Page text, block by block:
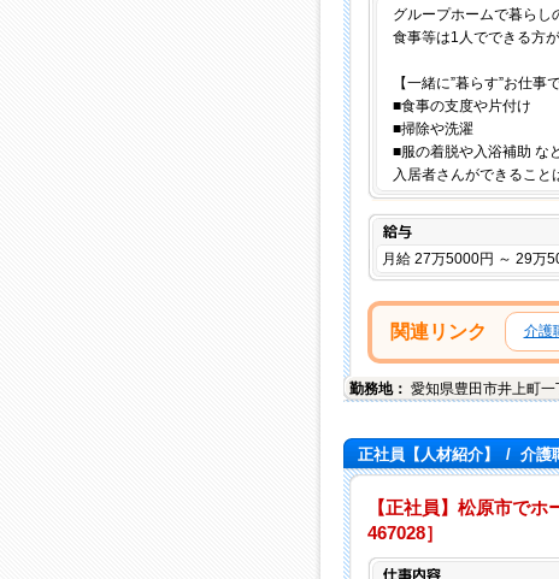
グループホームで暮らし
食事等は1人でできる方
【一緒に”暮らす”お仕事で
■食事の支度や片付け
■掃除や洗濯
■服の着脱や入浴補助 な
入居者さんができること
給与
月給 27万5000円 ～ 29万
関連リンク 介護
勤務地： 愛知県豊田市井上町一
正社員【人材紹介】 / 介護
【正社員】松原市でホ
467028］